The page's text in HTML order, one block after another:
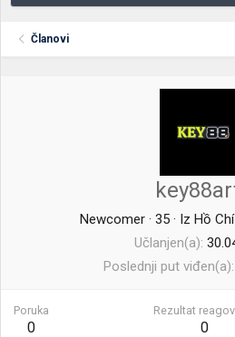
Članovi
Newcomer · 35 · Iz Hồ
Učlanjen(a)
Poslednji put viđen(a)
Poruka
0
Rezultat
0